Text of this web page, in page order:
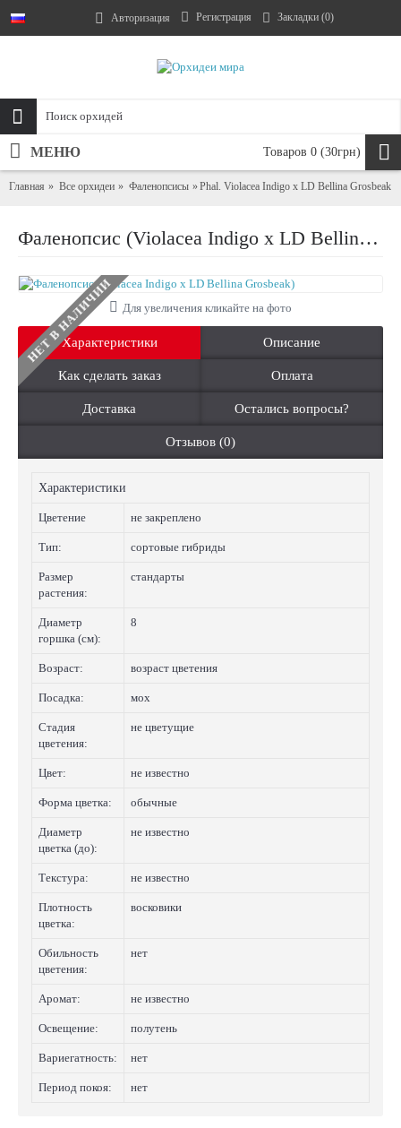
Авторизация Регистрация Закладки (0)
Товаров 0 (30грн)
МЕНЮ
Главная Все орхидеи Фаленопсисы Phal. Violacea Indigo x LD Bellina Grosbeak
Фаленопсис (Violacea Indigo x LD Bellina Grosbeak)
НЕТ В НАЛИЧИИ Для увеличения кликайте на фото
Характеристики Описание
Как сделать заказ Оплата
Доставка Остались вопросы?
Отзывов (0)
Характеристики
Цветение не закреплено
Тип: сортовые гибриды
Размер
растения:
стандарты
Диаметр
горшка (см):
8
Возраст: возраст цветения
Посадка: мох
Стадия
цветения:
не цветущие
Цвет: не известно
Форма цветка: обычные
Диаметр
цветка (до):
не известно
Текстура: не известно
Плотность
цветка:
восковики
Обильность
цветения:
нет
Аромат: не известно
Освещение: полутень
Вариегатность: нет
Период покоя: нет